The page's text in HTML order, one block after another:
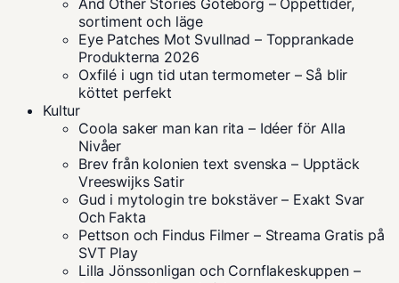
And Other Stories Göteborg – Öppettider,
sortiment och läge
Eye Patches Mot Svullnad – Topprankade
Produkterna 2026
Oxfilé i ugn tid utan termometer – Så blir
köttet perfekt
Kultur
Coola saker man kan rita – Idéer för Alla
Nivåer
Brev från kolonien text svenska – Upptäck
Vreeswijks Satir
Gud i mytologin tre bokstäver – Exakt Svar
Och Fakta
Pettson och Findus Filmer – Streama Gratis på
SVT Play
Lilla Jönssonligan och Cornflakeskuppen –